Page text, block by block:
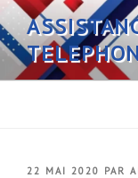
Aller
au
contenu
principal
PUBLIÉ
22 MAI 2020 PAR